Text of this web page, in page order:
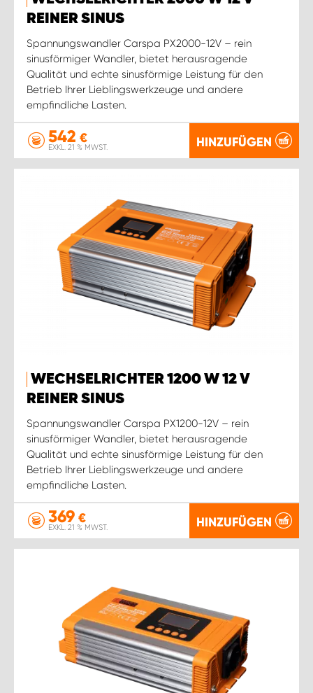
REINER SINUS
Spannungswandler Carspa PX2000-12V – rein
sinusförmiger Wandler, bietet herausragende
Qualität und echte sinusförmige Leistung für den
Betrieb Ihrer Lieblingswerkzeuge und andere
empfindliche Lasten.
542 €
EXKL. 21 % MWST. HINZUFÜGEN
WECHSELRICHTER 1200 W 12 V
REINER SINUS
Spannungswandler Carspa PX1200-12V – rein
sinusförmiger Wandler, bietet herausragende
Qualität und echte sinusförmige Leistung für den
Betrieb Ihrer Lieblingswerkzeuge und andere
empfindliche Lasten.
369 €
EXKL. 21 % MWST. HINZUFÜGEN